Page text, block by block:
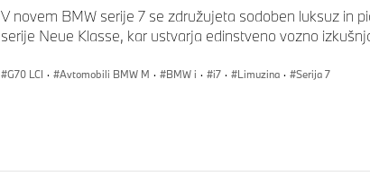
V novem BMW serije 7 se združujeta sodoben luksuz in
serije Neue Klasse, kar ustvarja edinstveno vozno
G70 LCI · Avtomobili BMW M · BMW i · i7 · Limuzina · Serija 7